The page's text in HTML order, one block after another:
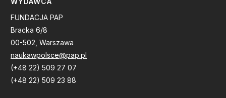
FUNDACJA PAP
Bracka 6/8
00-502, Warszawa
naukawpolsce@pap.pl
(+48 22) 509 27 07
(+48 22) 509 23 88